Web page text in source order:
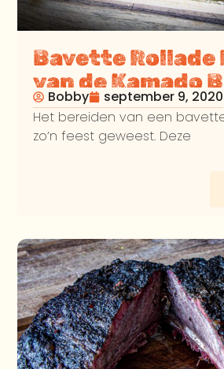
Bavette Rollade
van de Kamado
Bobby
september 9, 2020
Het bereiden van een
zo’n feest geweest. Deze